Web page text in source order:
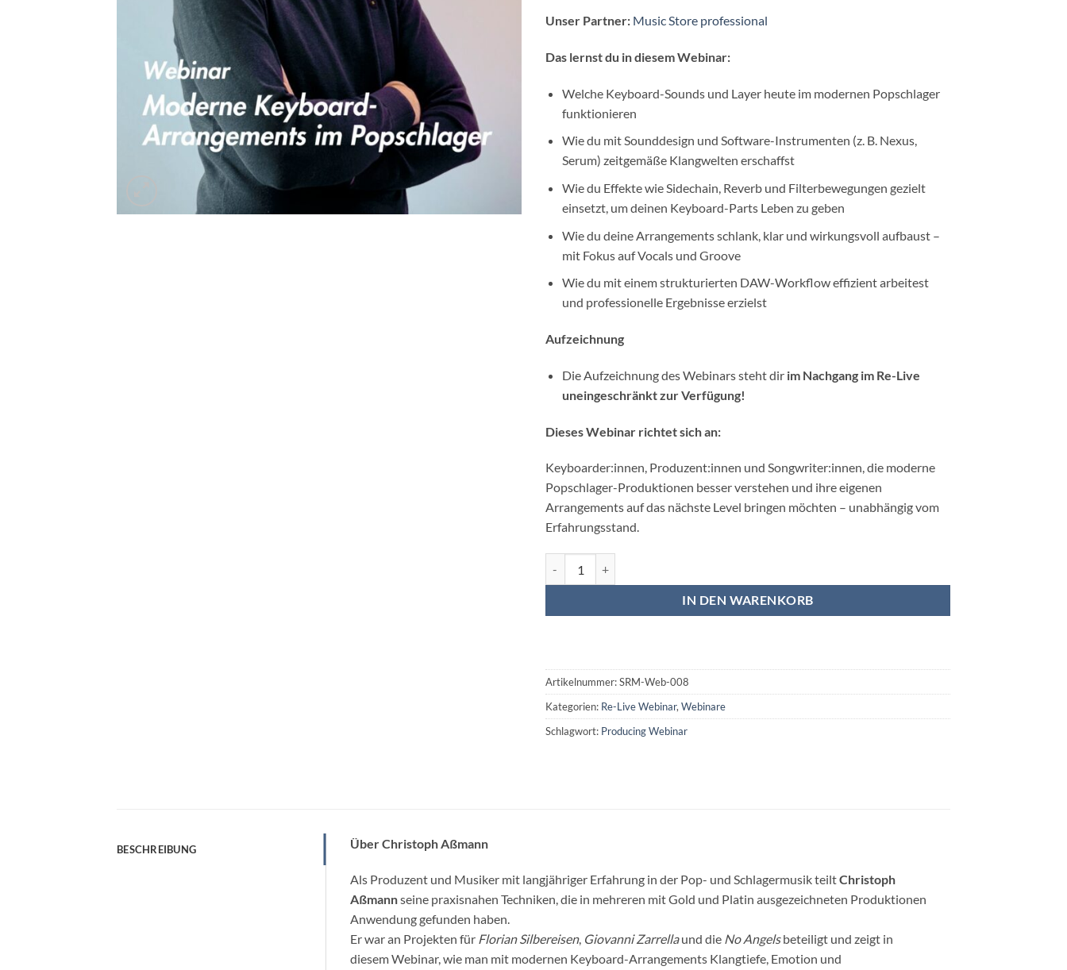
Unser Partner: Music Store professional
Das lernst du in diesem Webinar:
Welche Keyboard-Sounds und Layer heute im modernen Popschlager
funktionieren
Wie du mit Sounddesign und Software-Instrumenten (z. B. Nexus,
Serum) zeitgemäße Klangwelten erschaffst
Wie du Effekte wie Sidechain, Reverb und Filterbewegungen gezielt
einsetzt, um deinen Keyboard-Parts Leben zu geben
Wie du deine Arrangements schlank, klar und wirkungsvoll aufbaust –
mit Fokus auf Vocals und Groove
Wie du mit einem strukturierten DAW-Workflow effizient arbeitest
und professionelle Ergebnisse erzielst
Aufzeichnung
Die Aufzeichnung des Webinars steht dir im Nachgang im Re-Live
uneingeschränkt zur Verfügung!
Dieses Webinar richtet sich an:
Keyboarder:innen, Produzent:innen und Songwriter:innen, die moderne
Popschlager-Produktionen besser verstehen und ihre eigenen
Arrangements auf das nächste Level bringen möchten – unabhängig vom
Erfahrungsstand.
IN DEN WARENKORB
Artikelnummer:SRM-Web-008
Kategorien: Re-Live Webinar, Webinare
Schlagwort: Producing Webinar
BESCHREIBUNG Über Christoph Aßmann
Als Produzent und Musiker mit langjähriger Erfahrung in der Pop- und Schlagermusik teiltChristoph
Aßmannseine praxisnahen Techniken, die in mehreren mit Gold und Platin ausgezeichneten Produktionen
Anwendung gefunden haben.
Er war an Projekten für Florian Silbereisen, Giovanni Zarrellaund die No Angelsbeteiligt und zeigt in
diesem Webinar, wie man mit modernen Keyboard-Arrangements Klangtiefe, Emotion und